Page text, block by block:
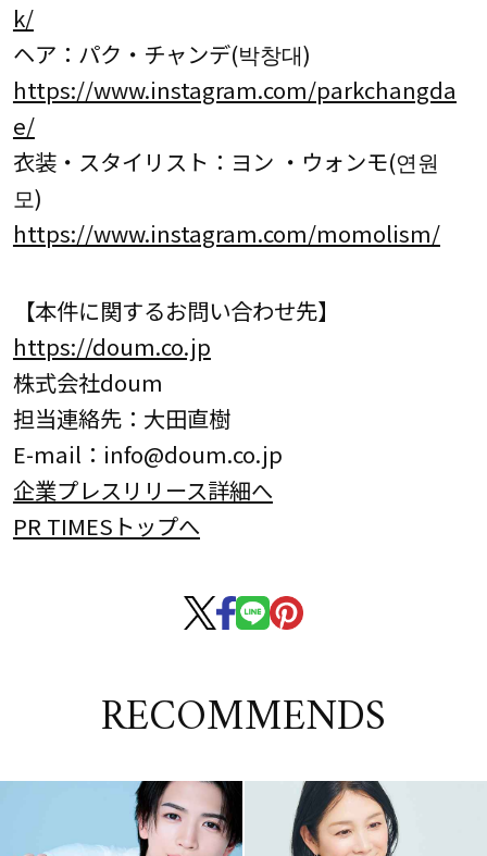
k/
ヘア：パク・チャンデ(박창대)
https://www.instagram.com/parkchangda
e/
衣装・スタイリスト：ヨン ・ウォンモ(연원
모)
https://www.instagram.com/momolism/
【本件に関するお問い合わせ先】
https://doum.co.jp
株式会社doum
担当連絡先：大田直樹
E-mail：info@doum.co.jp
企業プレスリリース詳細へ
PR TIMESトップへ
RECOMMENDS